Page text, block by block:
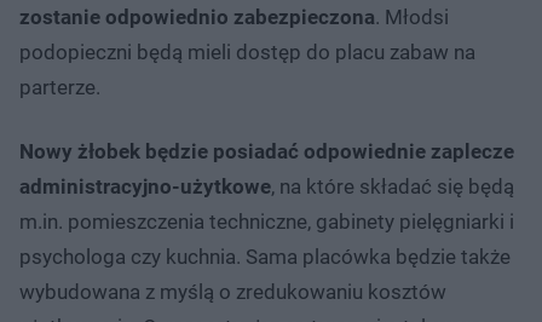
zostanie odpowiednio zabezpieczona. Młodsi
podopieczni będą mieli dostęp do placu zabaw na
parterze.
Nowy żłobek będzie posiadać odpowiednie zaplecze
administracyjno-użytkowe, na które składać się będą
m.in. pomieszczenia techniczne, gabinety pielęgniarki i
psychologa czy kuchnia. Sama placówka będzie także
wybudowana z myślą o zredukowaniu kosztów